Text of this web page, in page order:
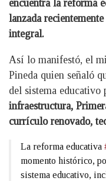
encuentra la reforma
lanzada
integral.
Así lo manifestó, el
Pineda quien señaló
del sistema educativo
infraestructura,
currículo renovado,
La reforma educativa
momento histórico,
sistema educativo,